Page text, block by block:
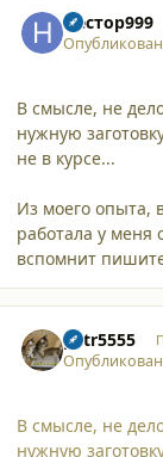
Нестор999
В смысле, не
нужную
не в курсе...
Из моего опыта,
работала у
вспомнит
petr5555
В смысле, не
нужную